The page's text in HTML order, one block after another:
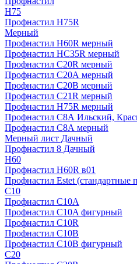
H75
Профнастил H75R
Мерный
Профнастил H60R мерный
Профнастил HC35R мерный
Профнастил С20R мерный
Профнастил С20А мерный
Профнастил С20В мерный
Профнастил С21R мерный
Профнастил Н75R мерный
Профнастил С8А Ильский,
Профнастил С8А мерный
Мерный лист Дачный
Профнастил 8 Дачный
Н60
Профнастил H60R в01
Профнастил Estet (стандартные
C10
Профнастил С10A
Профнастил С10A фигурный
Профнастил С10R
Профнастил С10В
Профнастил С10В фигурный
C20